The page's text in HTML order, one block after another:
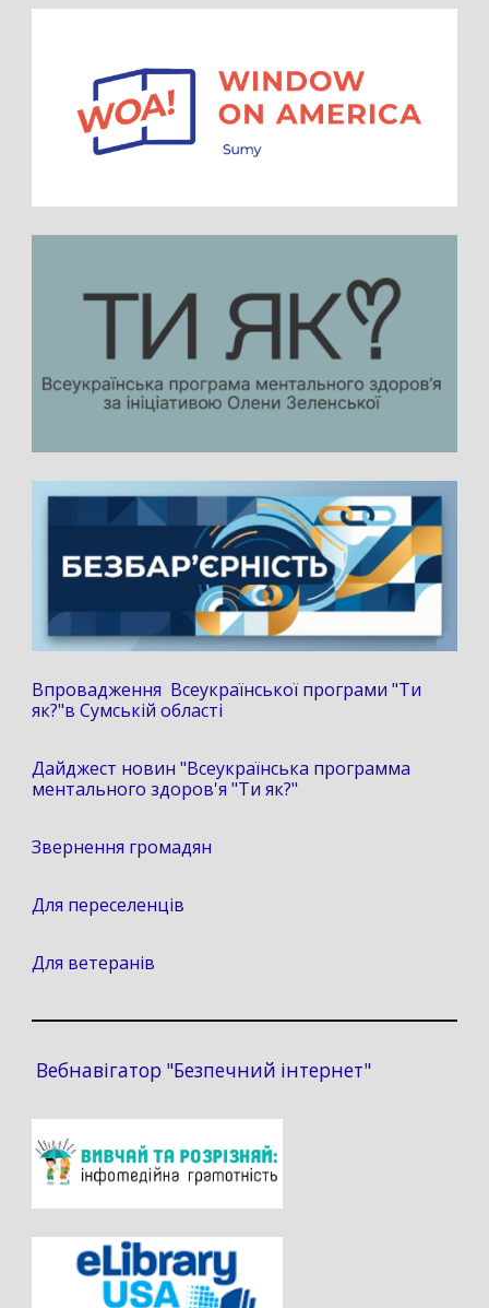
Впровадження Всеукраїнської програми "Ти
як?"в Сумській області
Дайджест новин "Всеукраїнська программа
ментального здоров'я "Ти як?"
Звернення громадян
Для переселенців
Для ветеранів
Вебнавігатор "Безпечний інтернет"